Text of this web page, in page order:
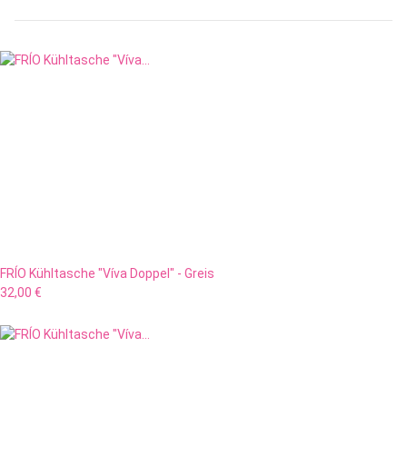
FRÍO Kühltasche "Víva Doppel" - Greis
32,00 €